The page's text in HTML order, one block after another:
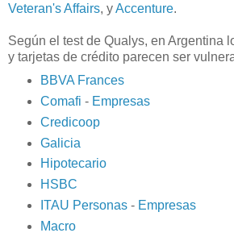
Veteran's Affairs, yAccenture.
Según el test de Qualys, en Argentina
y tarjetas de crédito parecen ser
BBVA Frances
Comafi - Empresas
Credicoop
Galicia
Hipotecario
HSBC
ITAU Personas- Empresas
Macro